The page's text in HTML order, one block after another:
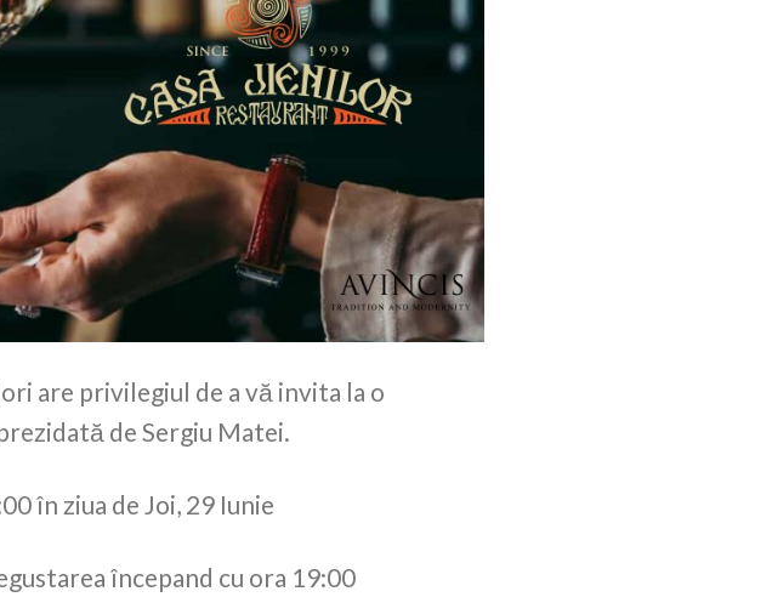
are privilegiul de a vă invita la o
de Sergiu Matei.
în ziua de Joi, 29 Iunie
începand cu ora 19:00